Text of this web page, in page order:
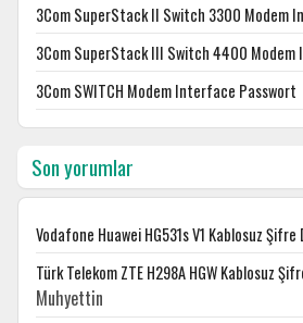
3Com SuperStack II Switch 3300 Modem
3Com SuperStack III Switch 4400
3Com SWITCH Modem Interface Passwort
Son yorumlar
Vodafone Huawei HG531s V1 Kablosuz
Türk Telekom ZTE H298A HGW Kablosuz
Muhyettin